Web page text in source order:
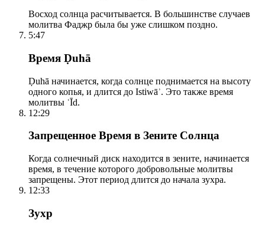
Восход солнца расчитывается. В большинстве случаев
молитва Фаджр была бы уже слишком поздно.
5:47
Время Ḍuhā
Ḍuhā начинается, когда солнце поднимается на высоту
одного копья, и длится до Istiwāʾ. Это также время
молитвы ʿĪd.
12:29
Запрещенное Время в Зените Солнца
Когда солнечный диск находится в зените, начинается
время, в течение которого добровольные молитвы
запрещены. Этот период длится до начала зухра.
12:33
Зухр